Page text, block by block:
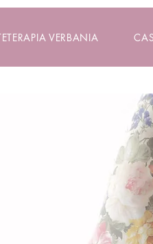
VERBANIA